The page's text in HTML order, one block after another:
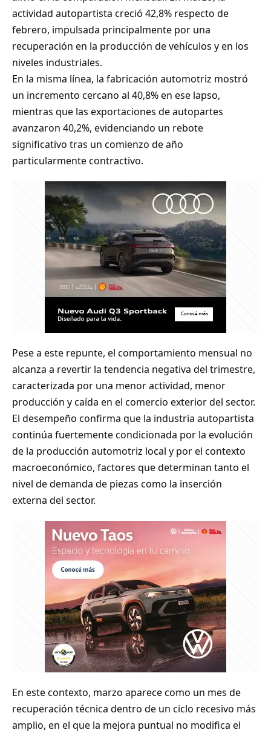
actividad autopartista creció 42,8% respecto de
febrero, impulsada principalmente por una
recuperación en la producción de vehículos y en los
niveles industriales.
En la misma línea, la fabricación automotriz mostró
un incremento cercano al 40,8% en ese lapso,
mientras que las exportaciones de autopartes
avanzaron 40,2%, evidenciando un rebote
significativo tras un comienzo de año
particularmente contractivo.
Pese a este repunte, el comportamiento mensual no
alcanza a revertir la tendencia negativa del trimestre,
caracterizada por una menor actividad, menor
producción y caída en el comercio exterior del sector.
El desempeño confirma que la industria autopartista
continúa fuertemente condicionada por la evolución
de la producción automotriz local y por el contexto
macroeconómico, factores que determinan tanto el
nivel de demanda de piezas como la inserción
externa del sector.
En este contexto, marzo aparece como un mes de
recuperación técnica dentro de un ciclo recesivo más
amplio, en el que la mejora puntual no modifica el